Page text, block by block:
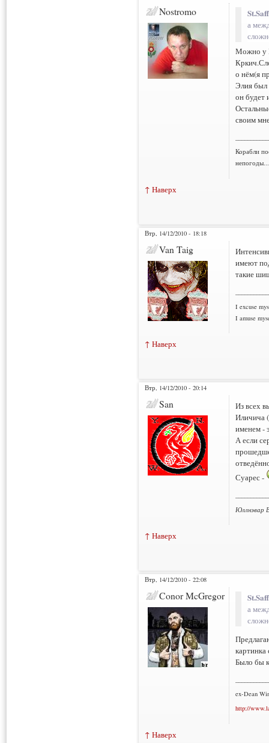
Nostromo
а
Можно у
о нём(я
Элия был
он будет
своим
Корабли
↑ Наверх
Втр, 14/12/2010 - 18:18
Van Taig
имеют
такие
I excuse
I amuse
↑ Наверх
Втр, 14/12/2010 - 20:14
San
Из всех
Иличича
именем -
А если
Суарес -
Юллнэвар
↑ Наверх
Втр, 14/12/2010 - 22:08
Conor McGregor
а
Было бы
ex-Dean
http://
↑ Наверх